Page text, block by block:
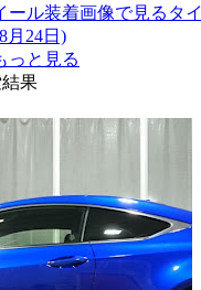
ール装着画像で見るタ
月24日)
っと見る
結果